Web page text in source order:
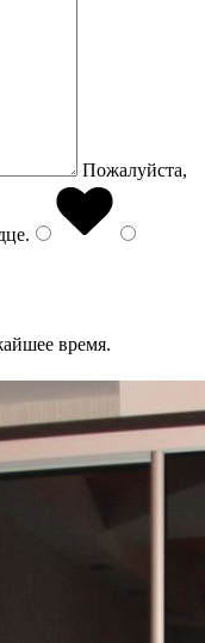
Пожалуйста,
.
время.